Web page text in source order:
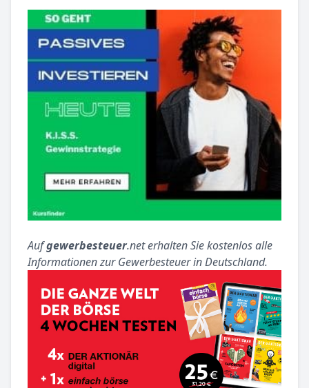
Aufgewerbesteuer.net erhalten Sie kostenlos alle
Informationen zur Gewerbesteuer in Deutschland.